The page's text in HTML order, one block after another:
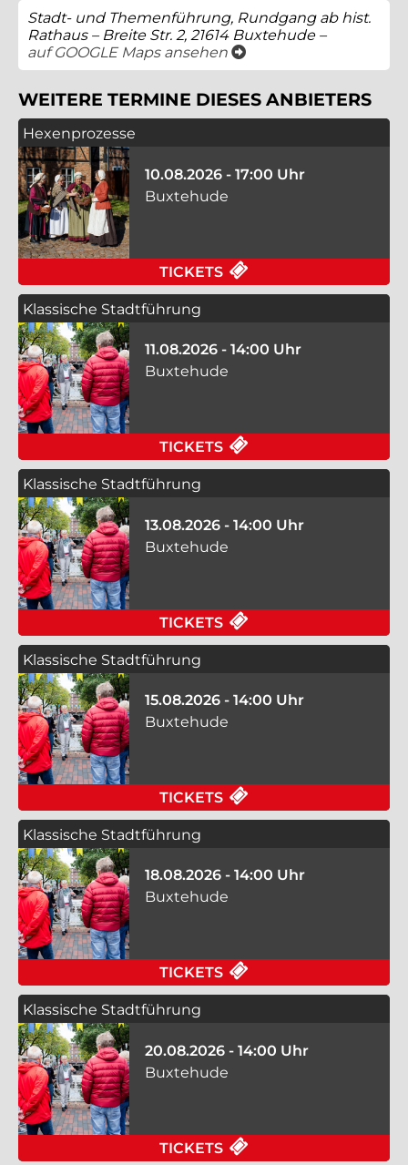
Stadt- und Themenführung, Rundgang ab hist.
Rathaus – Breite Str. 2, 21614 Buxtehude –
auf GOOGLE Maps ansehen öffnet ein neues Fenster
WEITERE TERMINE DIESES ANBIETERS
Hexenprozesse
10.08.2026 - 17:00 Uhr
Buxtehude
TICKETS
Klassische Stadtführung
11.08.2026 - 14:00 Uhr
Buxtehude
TICKETS
Klassische Stadtführung
13.08.2026 - 14:00 Uhr
Buxtehude
TICKETS
Klassische Stadtführung
15.08.2026 - 14:00 Uhr
Buxtehude
TICKETS
Klassische Stadtführung
18.08.2026 - 14:00 Uhr
Buxtehude
TICKETS
Klassische Stadtführung
20.08.2026 - 14:00 Uhr
Buxtehude
TICKETS